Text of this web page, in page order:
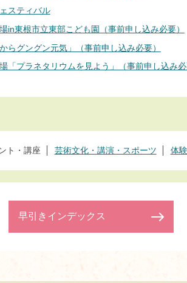
スティバル
in東根市立東部こども園（事前申し込み必要）
らグングン元気」（事前申し込み必要）
「プラネタリウムを見よう」（事前申し込み必
ト・講座 芸術文化・講演・スポーツ 体
早引きインデックス